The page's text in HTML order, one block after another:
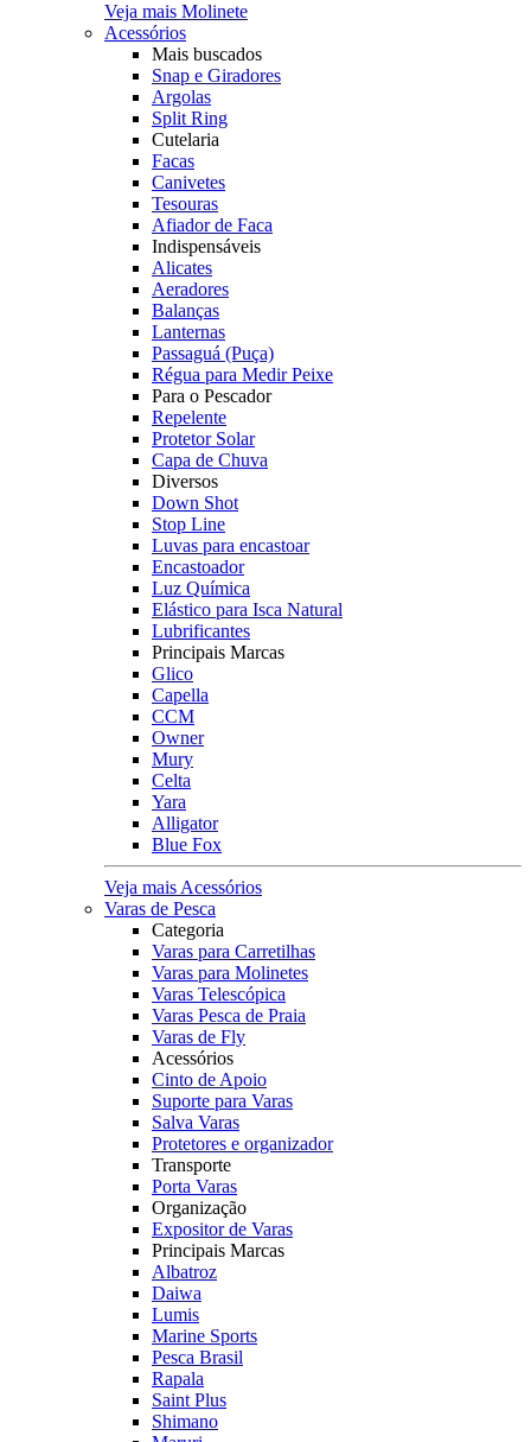
Veja mais Molinete
Acessórios
Mais buscados
Snap e Giradores
Argolas
Split Ring
Cutelaria
Facas
Canivetes
Tesouras
Afiador de Faca
Indispensáveis
Alicates
Aeradores
Balanças
Lanternas
Passaguá (Puça)
Régua para Medir Peixe
Para o Pescador
Repelente
Protetor Solar
Capa de Chuva
Diversos
Down Shot
Stop Line
Luvas para encastoar
Encastoador
Luz Química
Elástico para Isca Natural
Lubrificantes
Principais Marcas
Glico
Capella
CCM
Owner
Mury
Celta
Yara
Alligator
Blue Fox
Veja mais Acessórios
Varas de Pesca
Categoria
Varas para Carretilhas
Varas para Molinetes
Varas Telescópica
Varas Pesca de Praia
Varas de Fly
Acessórios
Cinto de Apoio
Suporte para Varas
Salva Varas
Protetores e organizador
Transporte
Porta Varas
Organização
Expositor de Varas
Principais Marcas
Albatroz
Daiwa
Lumis
Marine Sports
Pesca Brasil
Rapala
Saint Plus
Shimano